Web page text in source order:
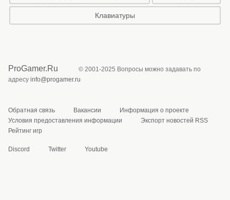
Клавиатуры
ProGamer.Ru
© 2001-2025 Вопросы можно задавать по
адресу info@progamer.ru
Обратная связь Вакансии
Информация о проекте
Условия предоставления информации
Экспорт новостей RSS
Рейтинг игр
Discord Twitter Youtube